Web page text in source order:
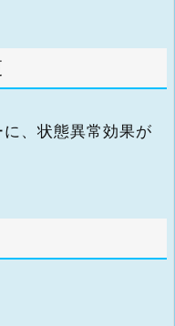
、状態異常効果が